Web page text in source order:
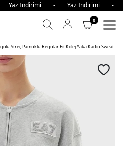
İndirimi - Yaz
0
Streç Pamuklu Regular Fit Kolej Yaka Kadın Sweat